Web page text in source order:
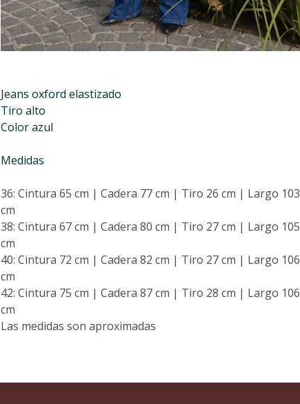
Jeans oxford elastizado
Tiro alto
Color azul
Medidas
36: Cintura 65 cm | Cadera 77 cm | Tiro 26 cm | Largo 103
cm
38: Cintura 67 cm | Cadera 80 cm | Tiro 27 cm | Largo 105
cm
40: Cintura 72 cm | Cadera 82 cm | Tiro 27 cm | Largo 106
cm
42: Cintura 75 cm | Cadera 87 cm | Tiro 28 cm | Largo 106
cm
Las medidas son aproximadas